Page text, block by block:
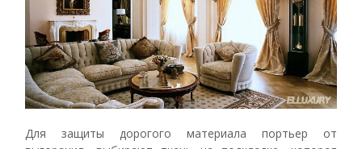
Для защиты дорогого материала портьер от